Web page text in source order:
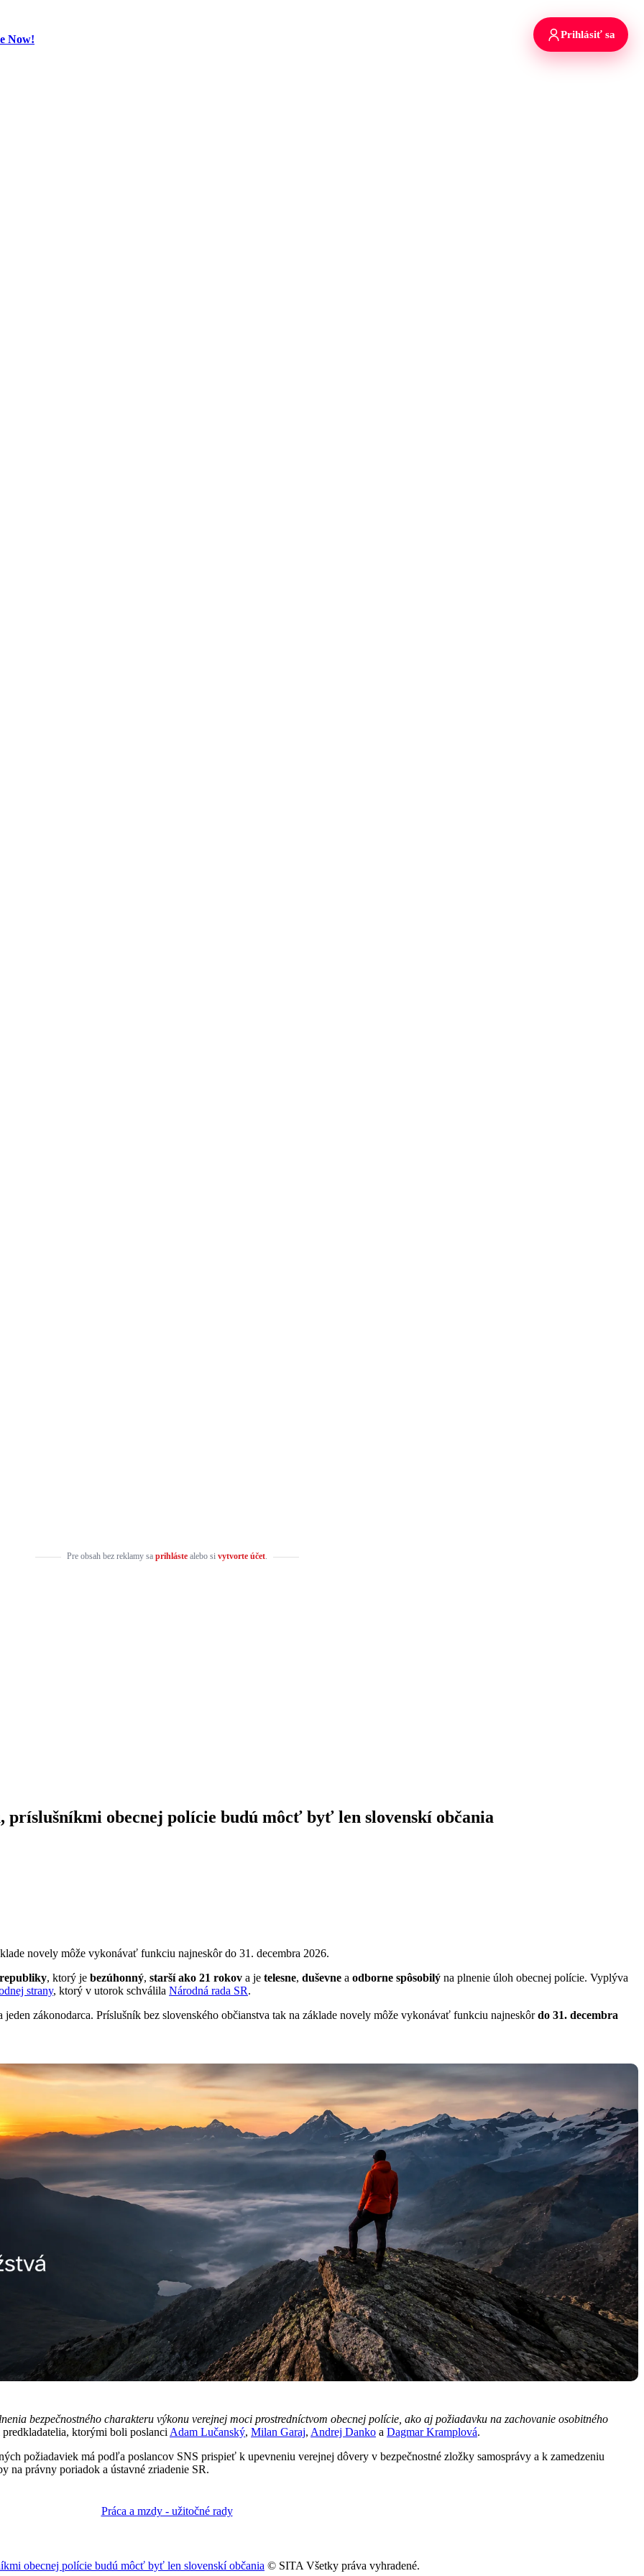
Now!
Pre obsah bez reklamy sa prihlástealebo si vytvorte účet.
príslušníkmi obecnej polície budú môcť byť len slovenskí občania
novely môže vykonávať funkciu najneskôr do 31. decembra 2026.
, ktorý je bezúhonný, starší ako 21 rokov a je telesne, duševne a odborne spôsobilý na plnenie úloh obecnej polície. Vyplýva
strany, ktorý v utorok schválila Národná rada SR.
jeden zákonodarca. Príslušník bez slovenského občianstva tak na základe novely môže vykonávať funkciu najneskôrdo 31. decembra
bezpečnostného charakteru výkonu verejnej moci prostredníctvom obecnej polície, ako aj požiadavku na zachovanie osobitného
ktorými boli poslanciAdam Lučanský, Milan Garaj, Andrej Danko a Dagmar Kramplová.
požiadaviek má podľa poslancov SNS prispieť k upevneniu verejnej dôvery v bezpečnostné zložky samosprávy a k zamedzeniu
na právny poriadok a ústavné zriadenie SR.
obecnej polície budú môcť byť len slovenskí občania © SITA Všetky práva vyhradené.
Prihlásiť sa